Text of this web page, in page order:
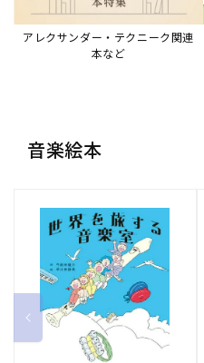
アレクサンダー・テクニーク関連
本など
音楽絵本